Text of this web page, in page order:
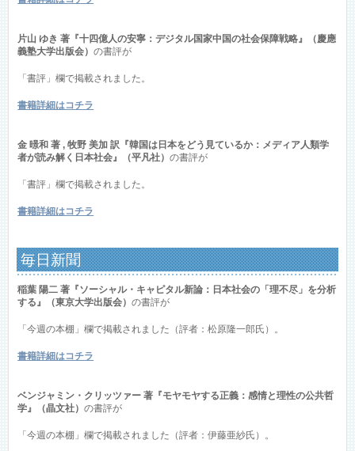
片山 ゆき 著『十四億人の安寧：デジタル国家中国の社会保障戦略』（慶應
義塾大学出版会）の書評が
「書評」欄で掲載されました。
書籍詳細はコチラ
金 暻和 著 , 牧野 美加 訳『韓国は日本をどう見ているか：メディア人類学
者が読み解く日本社会』（平凡社）の書評が
「書評」欄で掲載されました。
書籍詳細はコチラ
毎日新聞
稲葉 陽二 著『ソーシャル・キャピタル新論：日本社会の「理不尽」を分析
する』（東京大学出版会）の書評が
「今週の本棚」欄で掲載されました（評者：松原隆一郎氏）。
書籍詳細はコチラ
ベンジャミン・クリッツァー 著『モヤモヤする正義：感情と理性の公共哲
学』（晶文社）の書評が
「今週の本棚」欄で掲載されました（評者：伊藤亜紗氏）。